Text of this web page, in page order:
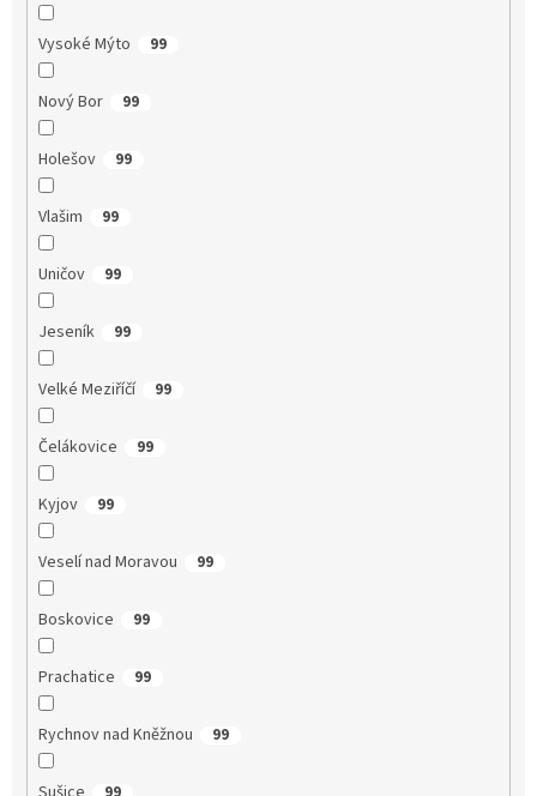
Vysoké Mýto 99
Nový Bor 99
Holešov 99
Vlašim 99
Uničov 99
Jeseník 99
Velké Meziříčí 99
Čelákovice 99
Kyjov 99
Veselí nad Moravou 99
Boskovice 99
Prachatice 99
Rychnov nad Kněžnou 99